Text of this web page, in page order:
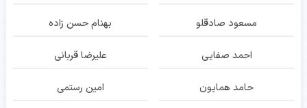
مسعود صادقلو بهنام حسن زاده
احمد صفایی علیرضا قربانی
حامد همایون امین رستمی